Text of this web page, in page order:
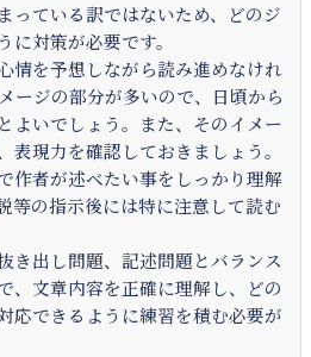
っている訳ではないため、どのジ
に対策が必要です。
情を予想しながら読み進めなけれ
ージの部分が多いので、日頃から
よいでしょう。また、そのイメー
表現力を確認しておきましょう。
作者が述べたい事をしっかり理解
等の指示後には特に注意して読む
き出し問題、記述問題とバランス
、文章内容を正確に理解し、どの
応できるように練習を積む必要が